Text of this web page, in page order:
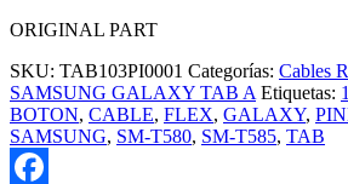
ORIGINAL PART
SKU: TAB103PI0001 Categorías: Cables
SAMSUNG GALAXY TAB A Etiquetas:
BOTON, CABLE, FLEX, GALAXY,
SAMSUNG, SM-T580, SM-T585, TAB